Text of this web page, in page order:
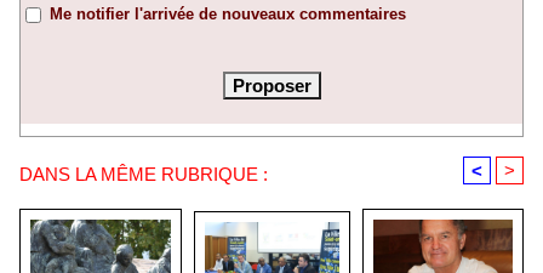
Me notifier l'arrivée de nouveaux commentaires
DANS LA MÊME RUBRIQUE : < >